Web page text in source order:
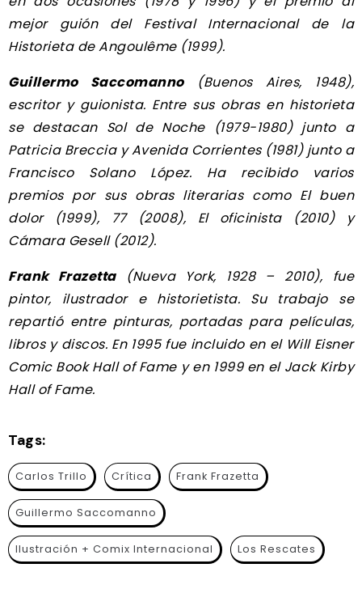
mejor guión del Festival Internacional de la
Historieta de Angoulême (1999).
Guillermo Saccomanno(Buenos Aires, 1948),
escritor y guionista. Entre sus obras en historieta
se destacan Sol de Noche (1979-1980) junto a
Patricia Breccia y Avenida Corrientes (1981) junto a
Francisco Solano López. Ha recibido varios
premios por sus obras literarias como El buen
dolor (1999), 77 (2008), El oficinista (2010) y
Cámara Gesell (2012).
Frank Frazetta(Nueva York, 1928 – 2010), fue
pintor, ilustrador e historietista. Su trabajo se
repartió entre pinturas, portadas para películas,
libros y discos. En 1995 fue incluido en el Will Eisner
Comic Book Hall of Fame y en 1999 en el Jack Kirby
Hall of Fame.
Tags:
Carlos Trillo Crítica Frank Frazetta
Guillermo Saccomanno
Ilustración + Comix Internacional Los Rescates